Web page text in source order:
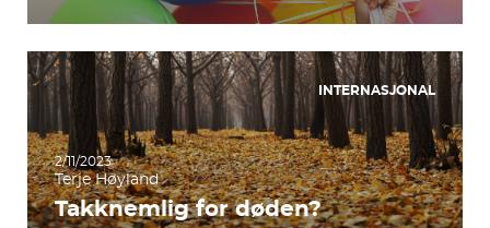
INTERNASJONAL
2/11/2023
Terje Høyland
Takknemlig for døden?